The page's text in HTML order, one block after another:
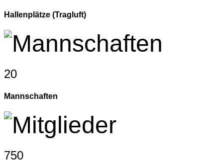
Hallenplätze (Tragluft)
20
Mannschaften
750